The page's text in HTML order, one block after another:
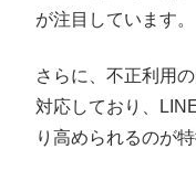
が注目しています。
さらに、不正利用
対応しており、
り高められるのが特